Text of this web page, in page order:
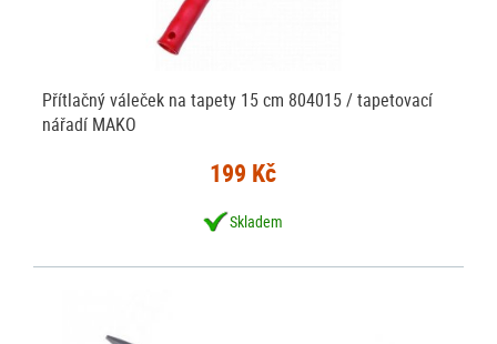
Přítlačný váleček na tapety 15 cm 804015 / tapetovací
nářadí MAKO
199 Kč
Skladem